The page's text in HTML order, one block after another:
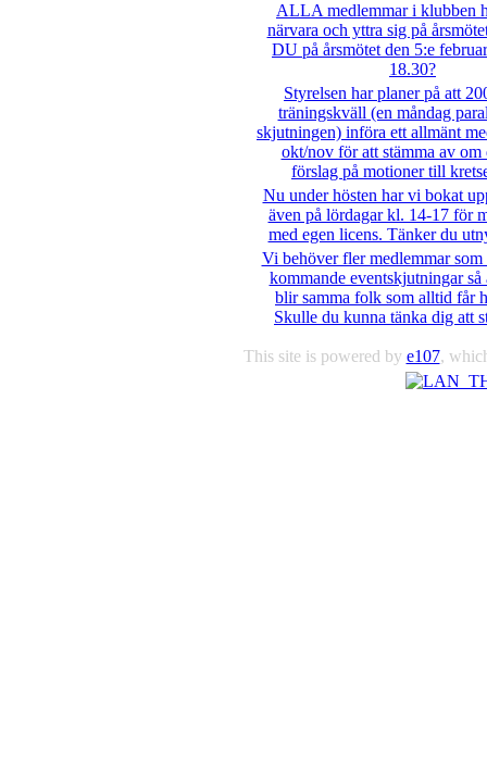
ALLA medlemmar i klubben
närvara och yttra sig på
DU på årsmötet den 5:e
18.30?
Styrelsen har planer på att
träningskväll (en måndag
skjutningen) införa ett allmänt
okt/nov för att stämma av om
förslag på motioner till
Nu under hösten har vi bokat
även på lördagar kl. 14-17 för
med egen licens. Tänker du
Vi behöver fler medlemmar som
kommande eventskjutningar så
blir samma folk som alltid får
Skulle du kunna tänka dig att
This site is powered by e107,